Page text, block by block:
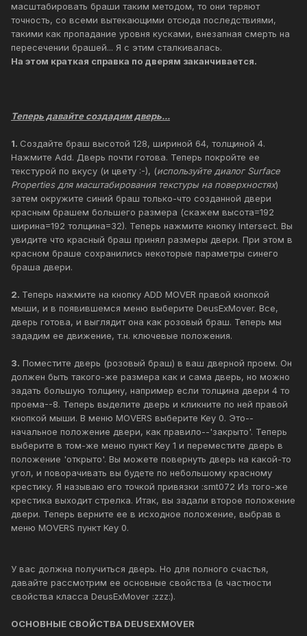
масштабировать браши таким методом, то они теряют
точность, со всеми вытекающими отсюда последствиями,
такими как пропадание уровня кусками, внезапная смерть на
пересечении брашей... Я с этим сталкивалась.
На этом краткая справка по дверям заканчивается.
Теперь давайте создадим дверь...
1. Создайте браш высотой 128, шириной 64, толщиной 4.
Нажмите Add. Дверь почти готова. Теперь покройте ее
текстурой по вкусу (и цвету :-), (используйте диалог Surface
Properties для масштабирования текстуры на поверхностях)
затем окружите синий браш только-что созданной двери
красным брашем большего размера (скажем высота=192
ширина=192 толщина=32). Теперь нажмите кнопку Intersect. Вы
увидите что красный браш принял размеры двери. При этом в
красном браше сохранились некоторые параметры синего
браша двери.
2. Теперь нажмите на кнопку ADD MOVER правой кнопкой
мыши, и в появившемся меню выберите DeusExMover. Все,
дверь готова, и выглядит она как розовый браш. Теперь мы
зададим ее движение, т.н. ключевые положения.
3. Поместите дверь (розовый браш) в ваш дверной проем. Он
должен быть такого-же размера как и сама дверь, но можно
задать большую толщину, например если толщина двери 4 то
проема--8. Теперь выделите дверь и кликните по ней правой
кнопкой мыши. В меню MOVERS выберите Key 0. Это--
начальное положение двери, как правило--'закрыто'. Теперь
выберите в том-же меню пункт Key 1 и переместите дверь в
положение 'открыто'. Вы можете повернуть дверь на какой-то
угол, и поворачивать вы будете по небольшому красному
крестику. Я называю его точкой привязки :smt072 Из того-же
крестика выходит стрелка. Итак, вы задали второе положение
двери. Теперь верните ее в исходное положение, выбрав в
меню MOVERS пункт Key 0.
У вас должна получиться дверь. Но для полного счастья,
давайте рассмотрим ее основные свойства (в частности
свойства класса DeusExMover :zzz:).
ОСНОВНЫЕ СВОЙСТВА DEUSEXMOVER